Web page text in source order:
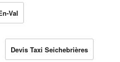
Val
Devis Taxi Seichebrières